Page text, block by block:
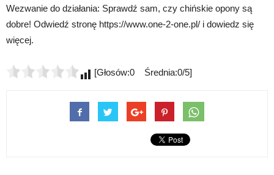
Wezwanie do działania: Sprawdź sam, czy chińskie opony są
dobre! Odwiedź stronę https://www.one-2-one.pl/ i dowiedz się
więcej.
[Głosów:0 Średnia:0/5]